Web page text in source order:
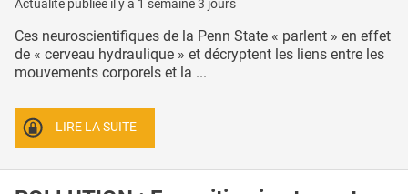
Actualité publiée il y a 1 semaine 3 jours
Ces neuroscientifiques de la Penn State « parlent » en effet
de « cerveau hydraulique » et décryptent les liens entre les
mouvements corporels et la ...
LIRE LA SUITE